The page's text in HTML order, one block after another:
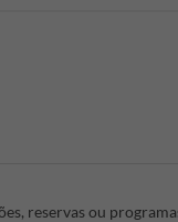
reservas ou